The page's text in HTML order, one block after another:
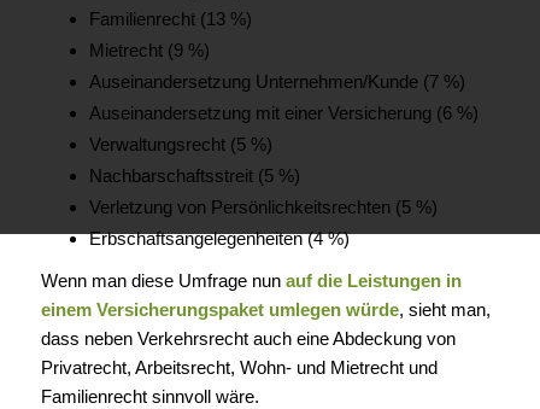
Familienrecht (13 %)
Mietrecht (9 %)
Auseinandersetzung Unternehmen/Kunde (7 %)
Auseinandersetzung mit einer Versicherung (6 %)
Verwaltungsrecht (5 %)
Nachbarschaftsstreit (5 %)
Verletzung von Persönlichkeitsrechten (5 %)
Erbschaftsangelegenheiten (4 %)
Wenn man diese Umfrage nun auf die Leistungen in
einem Versicherungspaket umlegen würde, sieht man,
dass neben Verkehrsrecht auch eine Abdeckung von
Privatrecht, Arbeitsrecht, Wohn- und Mietrecht und
Familienrecht sinnvoll wäre.